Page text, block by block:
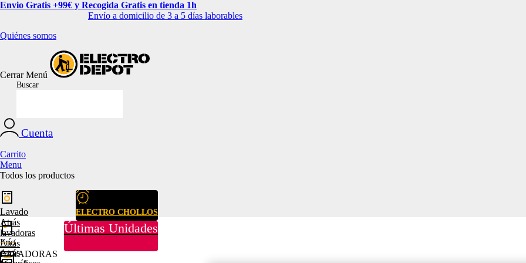
Envio Gratis +99€ y Recogida Gratis en tienda 1h
Envío a domicilio de 3 a 5 días laborables
Quiénes somos
CerrarMenú
Buscar
Cuenta
Carrito
Menu
Todos los productos
ELECTRO CHOLLOS
Últimas Unidades
Lavado
Atrás
lavadoras
Atrás
LAVADORAS
Frío
Atrás